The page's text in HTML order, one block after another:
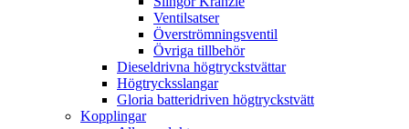
Ventilsatser
Överströmningsventil
Övriga tillbehör
Dieseldrivna högtryckstvättar
Högtrycksslangar
Gloria batteridriven högtryckstvätt
Kopplingar